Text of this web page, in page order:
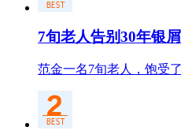
7旬老人告别30年银
范金一名7旬老人，饱受